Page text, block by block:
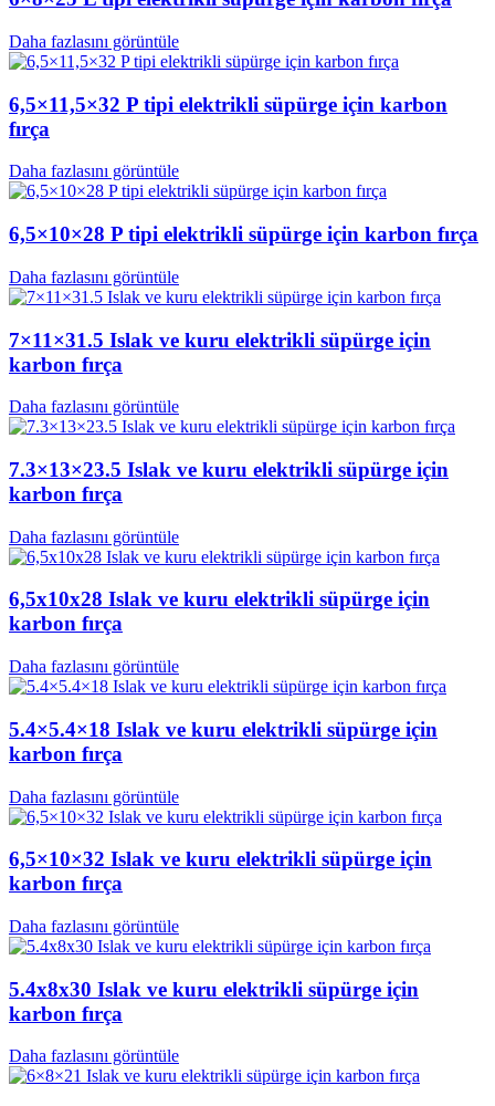
Daha fazlasını görüntüle
6,5×11,5×32 P tipi elektrikli süpürge için karbon
fırça
Daha fazlasını görüntüle
6,5×10×28 P tipi elektrikli süpürge için karbon fırça
Daha fazlasını görüntüle
7×11×31.5 Islak ve kuru elektrikli süpürge için
karbon fırça
Daha fazlasını görüntüle
7.3×13×23.5 Islak ve kuru elektrikli süpürge için
karbon fırça
Daha fazlasını görüntüle
6,5x10x28 Islak ve kuru elektrikli süpürge için
karbon fırça
Daha fazlasını görüntüle
5.4×5.4×18 Islak ve kuru elektrikli süpürge için
karbon fırça
Daha fazlasını görüntüle
6,5×10×32 Islak ve kuru elektrikli süpürge için
karbon fırça
Daha fazlasını görüntüle
5.4x8x30 Islak ve kuru elektrikli süpürge için
karbon fırça
Daha fazlasını görüntüle